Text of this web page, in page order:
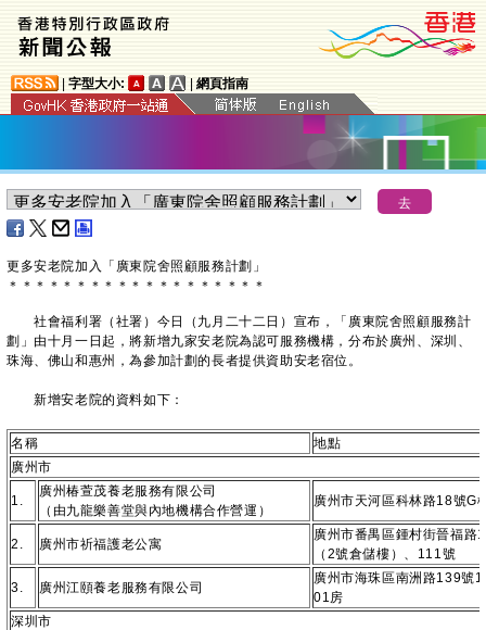
字型大小: 網頁指南
更多安老院加入「廣東院舍照顧服務計劃」
＊ ＊ ＊ ＊ ＊ ＊ ＊ ＊ ＊ ＊ ＊ ＊ ＊ ＊ ＊ ＊ ＊ ＊ ＊
​社會福利署（社署）今日（九月二十二日）宣布，「廣東院舍照顧服務計
劃」由十月一日起，將新增九家安老院為認可服務機構，分布於廣州、深圳、
珠海、佛山和惠州，為參加計劃的長者提供資助安老宿位。
新增安老院的資料如下：
名稱
地點
廣州市
1.
廣州椿萱茂養老服務有限公司
（由九龍樂善堂與內地機構合作營運）
廣州市天河區科林路18號G
2. 廣州市祈福護老公寓
廣州市番禺區鍾村街晉福路
（2號倉儲樓）、111號
3. 廣州江頤養老服務有限公司
廣州市海珠區南洲路139號
01房
深圳市